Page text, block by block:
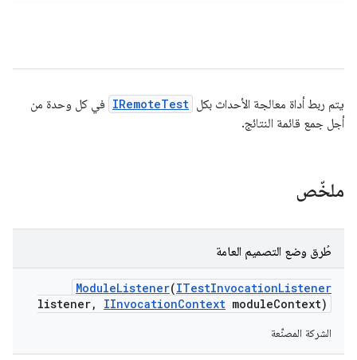
يتم ربط أداة معالجة الأحداث بكل IRemoteTest في كل وحدة من
أجل جمع قائمة النتائج.
ملخّص
طُرق وضع التصميم العامة
ModuleListener(ITestInvocationListener
listener, IInvocationContext moduleContext)
الشركة المصنِّعة